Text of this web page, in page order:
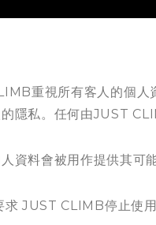
重視所有客人的個人
隱私。任何由JUST
資料會被用作提供其可
求 JUST CLIMB停止使